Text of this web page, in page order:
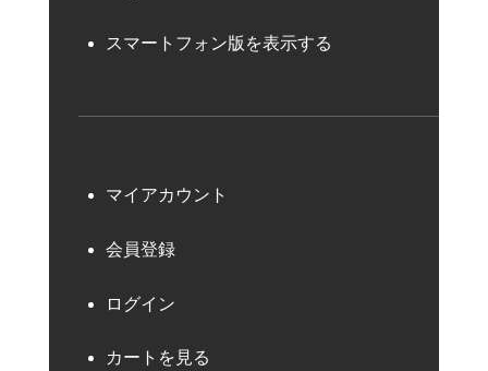
スマートフォン版を表示する
マイアカウント
会員登録
ログイン
カートを見る